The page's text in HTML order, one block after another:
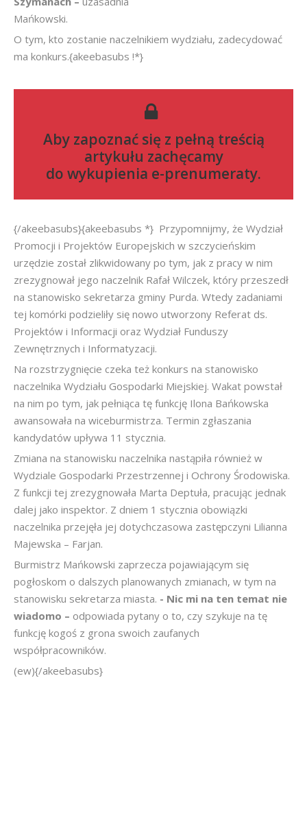
Mańkowski.
O tym, kto zostanie naczelnikiem wydziału, zadecydować
ma konkurs.{akeebasubs !*}
Aby zapoznać się z pełną treścią
artykułu zachęcamy
do wykupienia e-prenumeraty.
{/akeebasubs}{akeebasubs *} Przypomnijmy, że Wydział
Promocji i Projektów Europejskich w szczycieńskim
urzędzie został zlikwidowany po tym, jak z pracy w nim
zrezygnował jego naczelnik Rafał Wilczek, który przeszedł
na stanowisko sekretarza gminy Purda. Wtedy zadaniami
tej komórki podzieliły się nowo utworzony Referat ds.
Projektów i Informacji oraz Wydział Funduszy
Zewnętrznych i Informatyzacji.
Na rozstrzygnięcie czeka też konkurs na stanowisko
naczelnika Wydziału Gospodarki Miejskiej. Wakat powstał
na nim po tym, jak pełniąca tę funkcję Ilona Bańkowska
awansowała na wiceburmistrza. Termin zgłaszania
kandydatów upływa 11 stycznia.
Zmiana na stanowisku naczelnika nastąpiła również w
Wydziale Gospodarki Przestrzennej i Ochrony Środowiska.
Z funkcji tej zrezygnowała Marta Deptuła, pracując jednak
dalej jako inspektor. Z dniem 1 stycznia obowiązki
naczelnika przejęła jej dotychczasowa zastępczyni Lilianna
Majewska – Farjan.
Burmistrz Mańkowski zaprzecza pojawiającym się
pogłoskom o dalszych planowanych zmianach, w tym na
stanowisku sekretarza miasta. - Nic mi na ten temat nie
wiadomo – odpowiada pytany o to, czy szykuje na tę
funkcję kogoś z grona swoich zaufanych
współpracowników.
(ew){/akeebasubs}